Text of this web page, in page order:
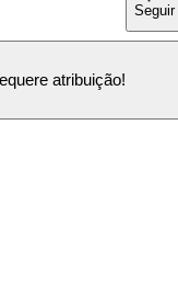
Seguir
atribuição!